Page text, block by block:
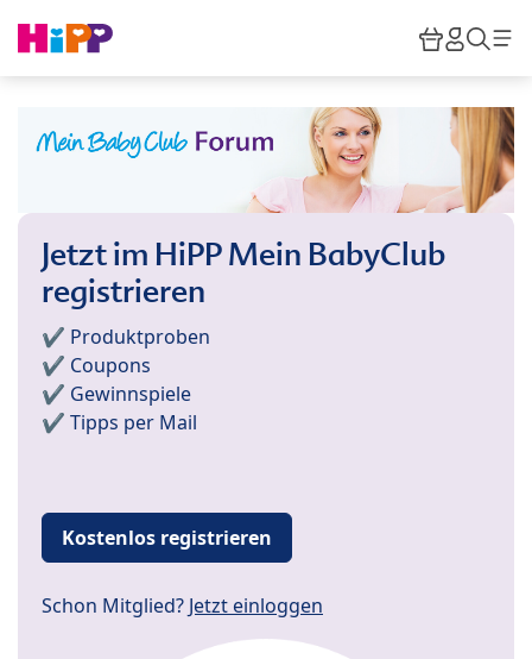
HiPP
Jetzt im HiPP Mein BabyClub
registrieren
✔️ Produktproben
✔️ Coupons
✔️ Gewinnspiele
✔️ Tipps per Mail
Kostenlos registrieren
Schon Mitglied? Jetzt einloggen